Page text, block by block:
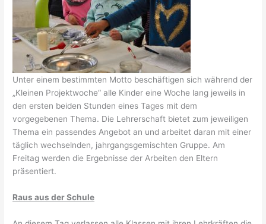
Unter einem bestimmten Motto beschäftigen sich während der
„Kleinen Projektwoche“ alle Kinder eine Woche lang jeweils in
den ersten beiden Stunden eines Tages mit dem
vorgegebenen Thema. Die Lehrerschaft bietet zum jeweiligen
Thema ein passendes Angebot an und arbeitet daran mit einer
täglich wechselnden, jahrgangsgemischten Gruppe. Am
Freitag werden die Ergebnisse der Arbeiten den Eltern
präsentiert.
Raus aus der Schule